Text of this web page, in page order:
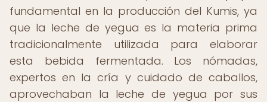
fundamental en la producción del Kumis, ya
que la leche de yegua es la materia prima
tradicionalmente utilizada para elaborar
esta bebida fermentada. Los nómadas,
expertos en la cría y cuidado de caballos,
aprovechaban la leche de yegua por sus